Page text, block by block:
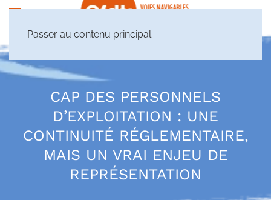
Passer au contenu principal
CAP DES PERSONNELS
D’EXPLOITATION : UNE
CONTINUITÉ RÉGLEMENTAIRE,
MAIS UN VRAI ENJEU DE
REPRÉSENTATION